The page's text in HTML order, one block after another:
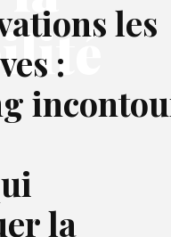
les
:
la